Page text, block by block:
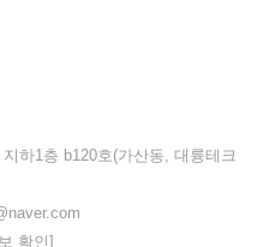
하1층 b120호(가산동, 대륭테크
확인]